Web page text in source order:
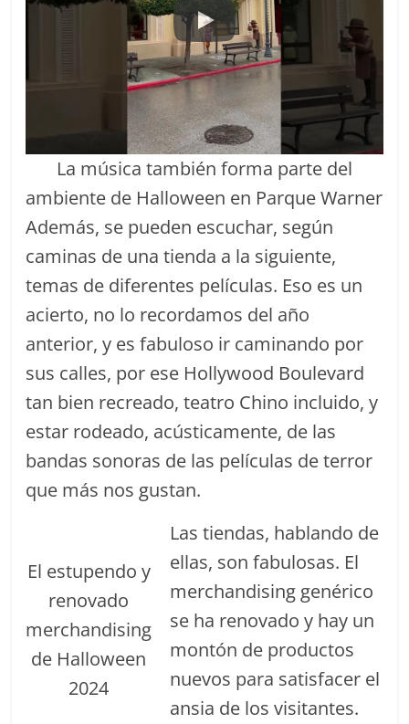
La música también forma parte del
ambiente de Halloween en Parque Warner
Además, se pueden escuchar, según
caminas de una tienda a la siguiente,
temas de diferentes películas. Eso es un
acierto, no lo recordamos del año
anterior, y es fabuloso ir caminando por
sus calles, por ese Hollywood Boulevard
tan bien recreado, teatro Chino incluido, y
estar rodeado, acústicamente, de las
bandas sonoras de las películas de terror
que más nos gustan.
El estupendo y
renovado
merchandising
de Halloween
2024
Las tiendas, hablando de
ellas, son fabulosas. El
merchandising genérico
se ha renovado y hay un
montón de productos
nuevos para satisfacer el
ansia de los visitantes.